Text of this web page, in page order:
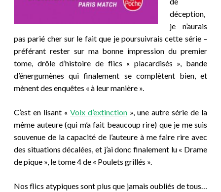
déception,
je n’aurais
pas parié cher sur le fait que je poursuivrais cette série –
préférant rester sur ma bonne impression du premier
tome, drôle d’histoire de flics « placardisés », bande
d’énergumènes qui finalement se complètent bien, et
mènent des enquêtes « à leur manière ».
C’est en lisant « Voix d’extinction », une autre série de la
même auteure (qui m’a fait beaucoup rire) que je me suis
souvenue de la capacité de l’auteure à me faire rire avec
des situations décalées, et j’ai donc finalement lu « Drame
de pique », le tome 4 de « Poulets grillés ».
Nos flics atypiques sont plus que jamais oubliés de tous…